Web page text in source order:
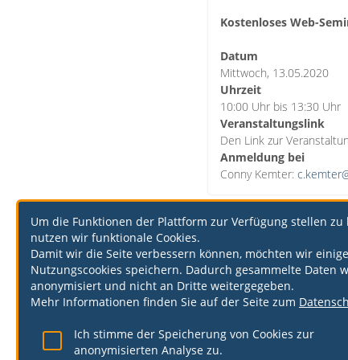
Kostenloses Web-
Datum
Mittwoch, 13.05.2020
Uhrzeit
10:00 Uhr bis 13:30 Uhr
Veranstaltungslink
Den Link zur
Anmeldung bei
Conny Kemter:
Back
Um die Funktionen der Plattform zur Verfügung stellen zu
nutzen wir funktionale Cookies.
Damit wir die Seite verbessern können, möchten wir einige
Nutzungscookies speichern. Dadurch gesammelte Daten
anonymisiert und nicht an Dritte weitergegeben.
Mehr Informationen finden Sie auf der Seite zum
Ich stimme der Speicherung von Cookies zur
anonymisierten Analyse zu.